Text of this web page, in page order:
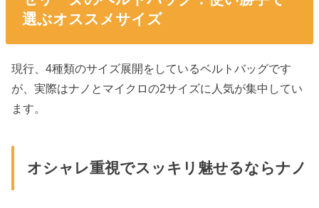
選ぶオススメサイズ
現行、4種類のサイズ展開をしているベルトバッグです
が、実際はナノとマイクロの2サイズに人気が集中してい
ます。
オシャレ重視でスッキリ魅せるならナノ